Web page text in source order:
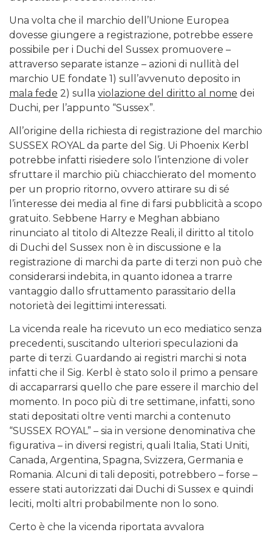
Una volta che il marchio dell’Unione Europea
dovesse giungere a registrazione, potrebbe essere
possibile per i Duchi del Sussex promuovere –
attraverso separate istanze – azioni di nullità del
marchio UE fondate 1) sull’avvenuto deposito in
mala fede 2) sulla violazione del diritto al nome dei
Duchi, per l’appunto “Sussex”.
All’origine della richiesta di registrazione del marchio
SUSSEX ROYAL da parte del Sig. Ui Phoenix Kerbl
potrebbe infatti risiedere solo l’intenzione di voler
sfruttare il marchio più chiacchierato del momento
per un proprio ritorno, ovvero attirare su di sé
l’interesse dei media al fine di farsi pubblicità a scopo
gratuito. Sebbene Harry e Meghan abbiano
rinunciato al titolo di Altezze Reali, il diritto al titolo
di Duchi del Sussex non è in discussione e la
registrazione di marchi da parte di terzi non può che
considerarsi indebita, in quanto idonea a trarre
vantaggio dallo sfruttamento parassitario della
notorietà dei legittimi interessati.
La vicenda reale ha ricevuto un eco mediatico senza
precedenti, suscitando ulteriori speculazioni da
parte di terzi. Guardando ai registri marchi si nota
infatti che il Sig. Kerbl è stato solo il primo a pensare
di accaparrarsi quello che pare essere il marchio del
momento. In poco più di tre settimane, infatti, sono
stati depositati oltre venti marchi a contenuto
“SUSSEX ROYAL” – sia in versione denominativa che
figurativa – in diversi registri, quali Italia, Stati Uniti,
Canada, Argentina, Spagna, Svizzera, Germania e
Romania. Alcuni di tali depositi, potrebbero – forse –
essere stati autorizzati dai Duchi di Sussex e quindi
leciti, molti altri probabilmente non lo sono.
Certo è che la vicenda riportata avvalora